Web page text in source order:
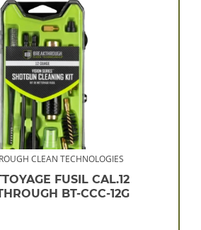
CLEAN TECHNOLOGIES
FUSIL CAL.12
BT-CCC-12G